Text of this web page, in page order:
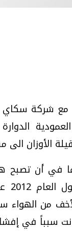
شركة سكاي
العمودية
الأوزان الى
الأخف من
سبباً في
فيديو.. الإعلام
هائلة
يوليو 2026 01:09 م